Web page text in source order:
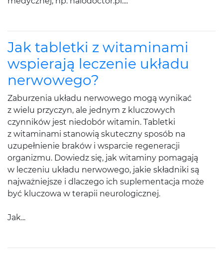
Jak tabletki z witaminami
wspierają leczenie układu
nerwowego?
Zaburzenia układu nerwowego mogą wynikać
z wielu przyczyn, ale jednym z kluczowych
czynników jest niedobór witamin. Tabletki
z witaminami stanowią skuteczny sposób na
uzupełnienie braków i wsparcie regeneracji
organizmu. Dowiedz się, jak witaminy pomagają
w leczeniu układu nerwowego, jakie składniki są
najważniejsze i dlaczego ich suplementacja może
być kluczowa w terapii neurologicznej.
Jak...